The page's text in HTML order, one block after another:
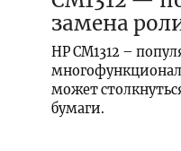
замена
HP CM1312 –
может
бумаги.